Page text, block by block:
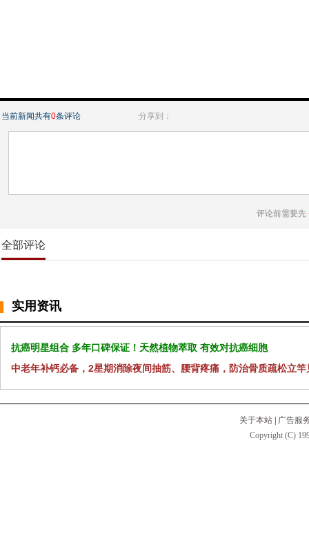
当前新闻共有0条评论 分享到：
评论前需要先
全部评论
实用资讯
抗癌明星组合 多年口碑保证！天然植物萃取 有效对抗癌细胞
中老年补钙必备，2星期消除夜间抽筋、腰背疼痛，防治骨质疏松立竿
关于本站
广告服
Copyright (C)